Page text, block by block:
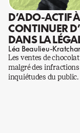
D’ADO-ACTIF
CONTINUER
DANS LA
Léa Beaulieu-
Les ventes de
malgré des
inquiétudes du public.